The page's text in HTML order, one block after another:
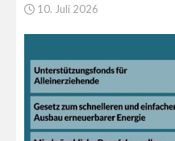
10. Juli 2026